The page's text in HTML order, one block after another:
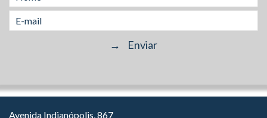
Avenida Indianópolis, 867